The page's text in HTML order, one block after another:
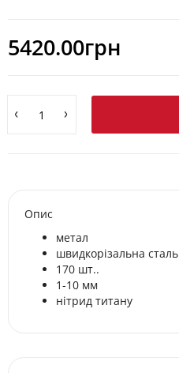
5420.00грн
Опис
метал
швидкорізальна сталь
170 шт..
1-10 мм
нітрид титану